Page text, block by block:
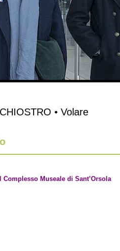
• Volare
Museale di Sant’Orsola